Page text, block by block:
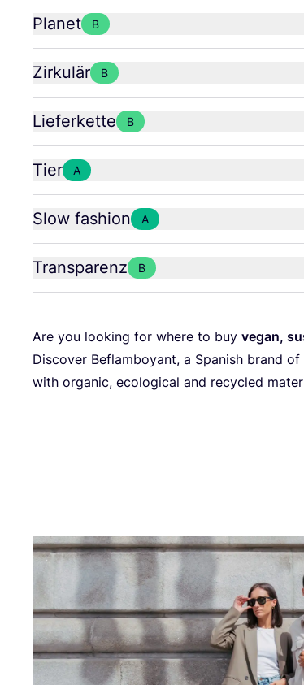
Planet B
Zirkulär B
Lieferkette B
Tier A
Slow fashion A
Transparenz B
Are you loo­king for whe­re to buy vegan,
Dis­co­ver Beflam­boy­ant, a Spa­nish brand
with orga­nic, eco­lo­gi­cal and recy­cled